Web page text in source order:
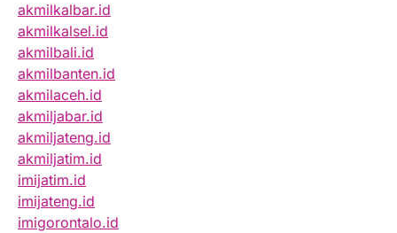
akmilkalbar.id
akmilkalsel.id
akmilbali.id
akmilbanten.id
akmilaceh.id
akmiljabar.id
akmiljateng.id
akmiljatim.id
imijatim.id
imijateng.id
imigorontalo.id